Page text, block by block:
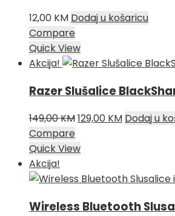
12,00 KM Dodaj u košaricu
Compare
Quick View
Akcija!
Razer Slušalice
149,00KMIzvorna
bila
149,00 KM.
129,00 KMTrenutna
Dodaj u
Compare
Quick View
Akcija!
Wireless Bluetooth